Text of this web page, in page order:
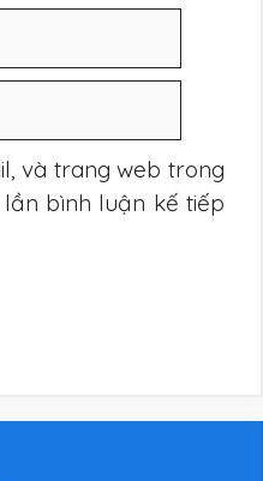
và trang web trong
bình luận kế tiếp